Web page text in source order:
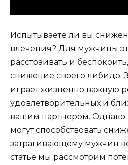
Испытываете ли вы
влечения? Для мужчины
расстраивать и
снижение своего либидо.
играет жизненно важную
удовлетворительных и
вашим партнером. Однако
могут способствовать
затрагивающему мужчин
статье мы рассмотрим